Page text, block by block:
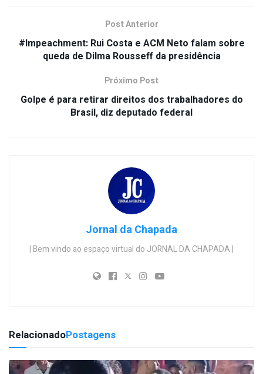
Post Anterior
#Impeachment: Rui Costa e ACM Neto falam sobre
queda de Dilma Rousseff da presidência
Próximo Post
Golpe é para retirar direitos dos trabalhadores do
Brasil, diz deputado federal
Jornal da Chapada
| Bem vindo ao espaço virtual do JORNAL DA CHAPADA |
RelacionadoPostagens